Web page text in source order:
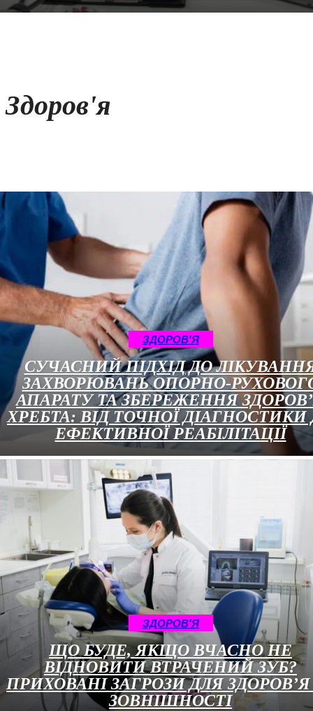
Здоров'я
ЗДОРОВ'Я
СУЧАСНИЙ ПІДХІД ДО
ЗАХВОРЮВАНЬ ОПОРНО-
АПАРАТУ ТА ЗБЕРЕЖЕННЯ
ХРЕБТА: ВІД ТОЧНОЇ ДІАГНОСТИКИ
ЕФЕКТИВНОЇ РЕАБІЛІТАЦІЇ
ЗДОРОВ'Я
ЩО БУДЕ, ЯКЩО ВЧАСНО НЕ
ВІДНОВИТИ ВТРАЧЕНИЙ ЗУБ?
ПРИХОВАНІ ЗАГРОЗИ ДЛЯ ЗДОРОВ’Я
ЗОВНІШНОСТІ